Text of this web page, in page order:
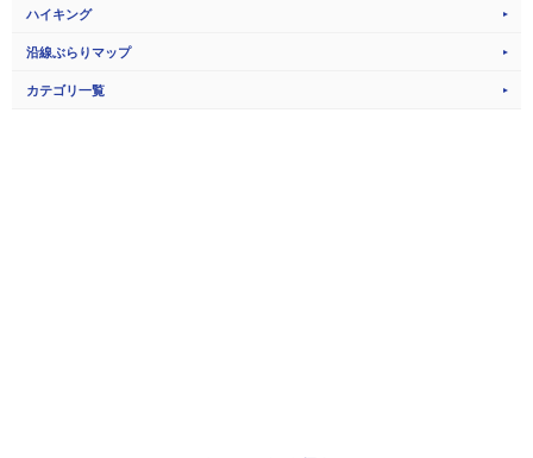
ハイキング
沿線ぶらりマップ
カテゴリ一覧